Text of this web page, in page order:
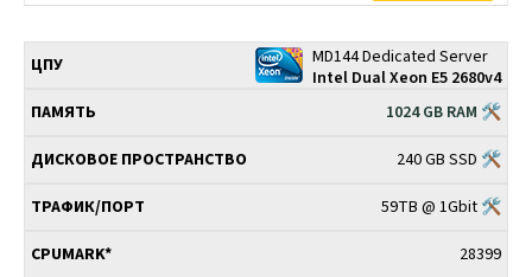
MD144 Dedicated Server
Intel Dual Xeon E5 2680v4
1024 GB RAM 🛠
240 GB SSD 🛠
59TB @ 1Gbit 🛠
28399